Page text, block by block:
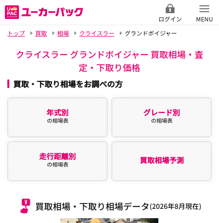
ログイン
MENU
トップ
買取 相場 クライスラー グランドボイジャー
クライスラー グランドボイジャー 買取相場・査
定・下取り価格
買取・下取り相場をお調べの方
年式別
の相場表
グレード別
の相場表
走行距離別
の相場表 買取相場予測
買取相場・下取り相場データ(2026年8月現在)